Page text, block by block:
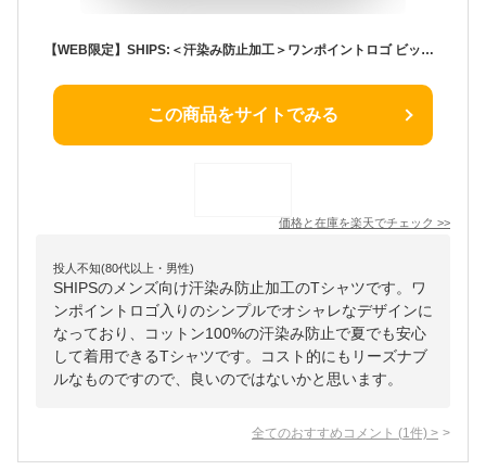
【WEB限定】SHIPS:＜汗染み防止加工＞ワンポイントロゴ ビッグシルエットヘビーウェイトTシャツ SHIPS MEN シップス トップス カットソー・Tシャツ グレー ブラック ホワイト【送料無料】[Rakuten Fashion]
この商品をサイトでみる
価格と在庫を楽天でチェック >>
投人不知(80代以上・男性)
SHIPSのメンズ向け汗染み防止加工のTシャツです。ワ
ンポイントロゴ入りのシンプルでオシャレなデザインに
なっており、コットン100%の汗染み防止で夏でも安心
して着用できるTシャツです。コスト的にもリーズナブ
ルなものですので、良いのではないかと思います。
全てのおすすめコメント (1 件) >